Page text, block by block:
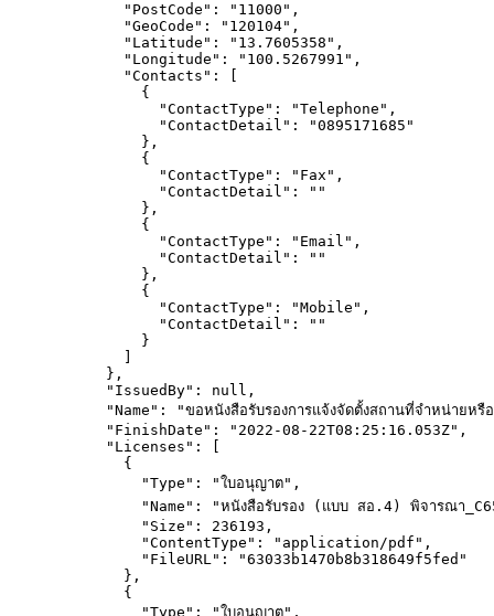
"PostCode" : " 11000 " ,
"GeoCode" : " 120104" ,
"Latitude" : " 13.7605358 " ,
"Longitude" : " 100.5267991 " ,
"Contacts" : [
{
"ContactType" : "Telephone " ,
"ContactDetail" : "0895171685 "
},
{
"ContactType" : " Fax " ,
"ContactDetail" :
""
},
{
"ContactType" : " Email " ,
"ContactDetail" :
""
},
{
"ContactType" : "Mobile " ,
"ContactDetail" :
""
}
},
"IssuedBy" : null ,
"Name" : "ขอหนังสือรับรองการแจ้งจัดตั้งสถานที่จำหน่าย
"FinishDate" : " 2022-08-22T08:25:16.053Z" ,
"Licenses" : [
{
"Type" : "ใบอนุญาต" ,
"Name" : "หนังสือรับรอง (แบบ สอ.4) พิจารณา
"Size" : 236193 ,
"ContentType" : " application/pdf " ,
"FileURL" : "63033b1470b8b318649f5fed "
},
{
"Type" : "ใบอนุญาต" ,